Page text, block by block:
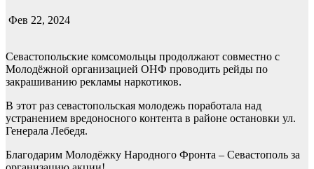
Фев 22, 2024
Севастопольские комсомольцы продолжают совместно с
Молодёжной организацией ОНФ проводить рейды по
закрашиванию рекламы наркотиков.
В этот раз севастопольская молодежь поработала над
устранением вредоносного контента в районе остановки ул.
Генерала Лебедя.
Благодарим Молодёжку Народного Фронта – Севастополь за